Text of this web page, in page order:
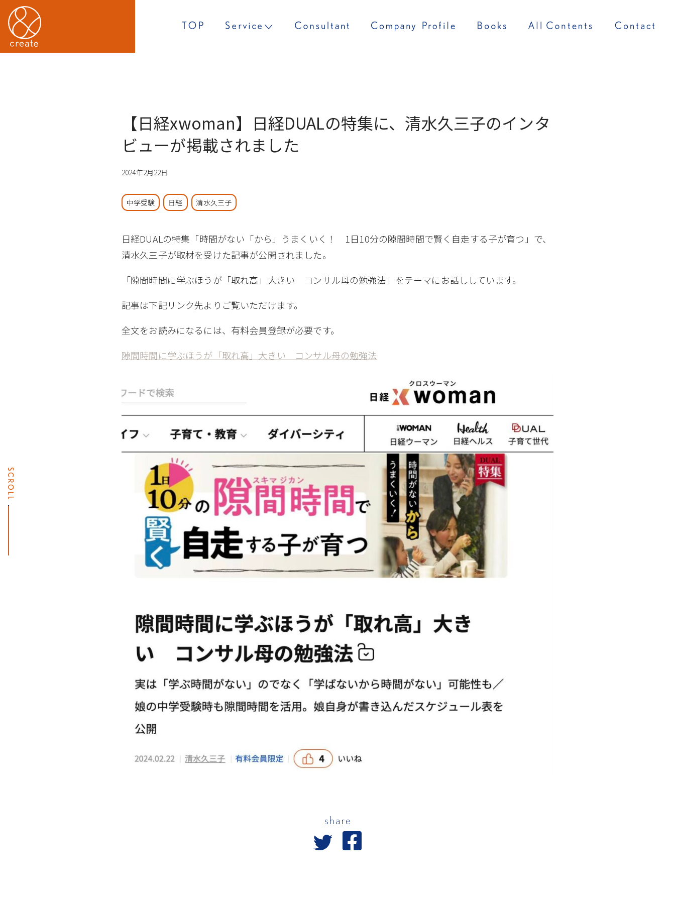
【日経xwoman】日経DUALの特集に、清水久三子のインタ
ビューが掲載されました
2024年2月22日
中学受験 日経 清水久三子
日経DUALの特集「時間がない「から」うまくいく！ 1日10分の隙間時間で賢く自走する子が育つ」で、
清水久三子が取材を受けた記事が公開されました。
「隙間時間に学ぶほうが「取れ高」大きい コンサル母の勉強法」をテーマにお話ししています。
記事は下記リンク先よりご覧いただけます。
全文をお読みになるには、有料会員登録が必要です。
隙間時間に学ぶほうが「取れ高」大きい コンサル母の勉強法